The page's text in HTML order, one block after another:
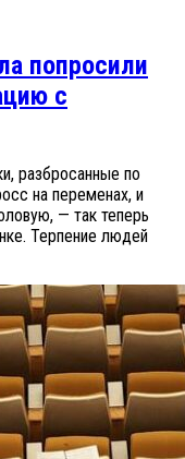
попросили
с
разбросанные по
на переменах, и
— так теперь
Терпение людей